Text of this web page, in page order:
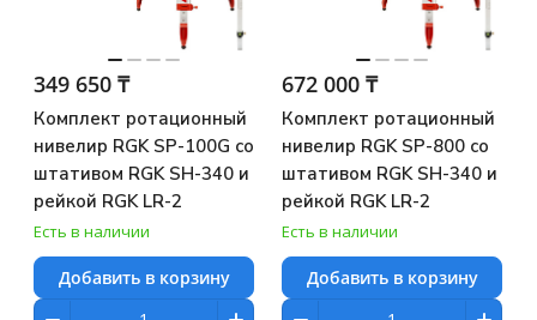
349 650 ₸
Комплект ротационный
нивелир RGK SP-100G со
штативом RGK SH-340 и
рейкой RGK LR-2
Есть в наличии
Добавить в корзину
672 000 ₸
Комплект ротационный
нивелир RGK SP-800 со
штативом RGK SH-340 и
рейкой RGK LR-2
Есть в наличии
Добавить в корзину